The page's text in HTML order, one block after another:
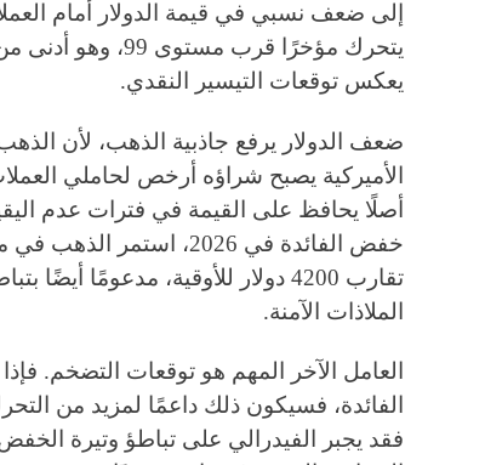
يتحرك مؤخرًا قرب
يعكس توقعات التيسير النقدي.
ضعف الدولار يرفع جاذبية الذهب، لأن
الأميركية يصبح شراؤه أرخص لحاملي
أصلًا يحافظ على القيمة في فترات عدم
خفض الفائدة في 2026،
تقارب 4200 دولار للأوقية، مدعومًا
الملاذات الآمنة.
العامل الآخر المهم هو توقعات التضخم.
الفائدة، فسيكون ذلك داعمًا لمزيد من
فقد يجبر الفيدرالي على تباطؤ وتيرة